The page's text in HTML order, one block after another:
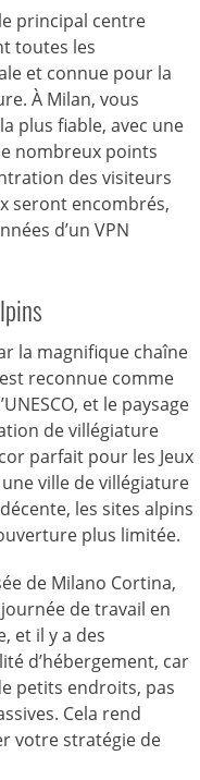
principal centre
toutes les
et connue pour la
À Milan, vous
plus fiable, avec une
nombreux points
des visiteurs
seront encombrés,
d’un VPN
la magnifique chaîne
reconnue comme
et le paysage
de villégiature
parfait pour les Jeux
ville de villégiature
les sites alpins
plus limitée.
de Milano Cortina,
de travail en
et il y a des
d’hébergement, car
petits endroits, pas
Cela rend
votre stratégie de